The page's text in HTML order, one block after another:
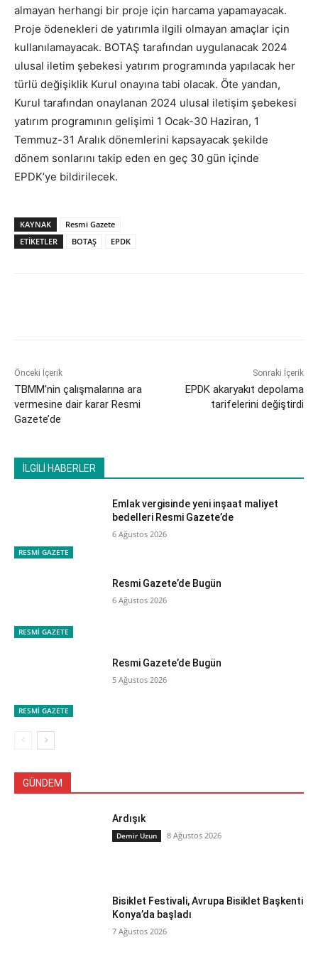
almayan herhangi bir proje için harcama yapamayacak.
Proje ödenekleri de yatırımla ilgili olmayan amaçlar için
kullanılamayacak. BOTAŞ tarafından uygulanacak 2024
ulusal iletim şebekesi yatırım programında yapılacak her
türlü değişiklik Kurul onayına tabi olacak. Öte yandan,
Kurul tarafından onaylanan 2024 ulusal iletişim şebekesi
yatırım programının gelişimi 1 Ocak-30 Haziran, 1
Temmuz-31 Aralık dönemlerini kapsayacak şekilde
dönem sonlarını takip eden en geç 30 gün içinde
EPDK’ye bildirilecek.
KAYNAK
Resmi Gazete
ETİKETLER
BOTAŞ EPDK
Önceki İçerik
TBMM’nin çalışmalarına ara
vermesine dair karar Resmi
Gazete’de
Sonraki İçerik
EPDK akaryakıt depolama
tarifelerini değiştirdi
İLGİLİ HABERLER
RESMİ GAZETE
Emlak vergisinde yeni inşaat maliyet
bedelleri Resmi Gazete’de
6 Ağustos 2026
RESMİ GAZETE
Resmi Gazete’de Bugün
6 Ağustos 2026
RESMİ GAZETE
Resmi Gazete’de Bugün
5 Ağustos 2026
GÜNDEM
Ardışık
Demir Uzun 8 Ağustos 2026
Bisiklet Festivali, Avrupa Bisiklet Başkenti
Konya’da başladı
7 Ağustos 2026